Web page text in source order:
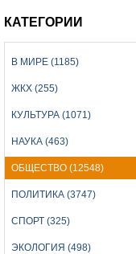
КАТЕГОРИИ
В МИРЕ (1185)
ЖКХ (255)
КУЛЬТУРА (1071)
НАУКА (463)
ОБЩЕСТВО (12548)
ПОЛИТИКА (3747)
СПОРТ (325)
ЭКОЛОГИЯ (498)